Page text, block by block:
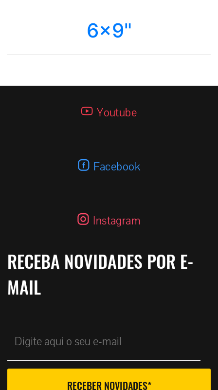
6x9"
Youtube
Facebook
Instagram
RECEBA NOVIDADES POR E-
MAIL